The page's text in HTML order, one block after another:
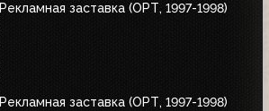
Рекламная заставка (ОРТ, 1997-1998)
Рекламная заставка (ОРТ, 1997-1998)